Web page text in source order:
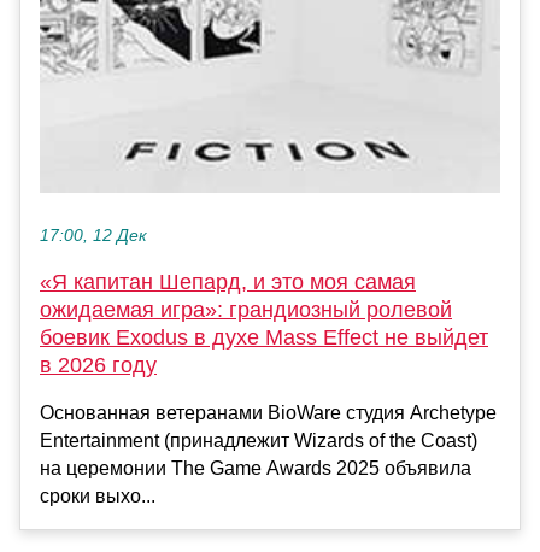
17:00, 12 Дек
«Я капитан Шепард, и это моя самая
ожидаемая игра»: грандиозный ролевой
боевик Exodus в духе Mass Effect не выйдет
в 2026 году
Основанная ветеранами BioWare студия Archetype
Entertainment (принадлежит Wizards of the Coast)
на церемонии The Game Awards 2025 объявила
сроки выхо...